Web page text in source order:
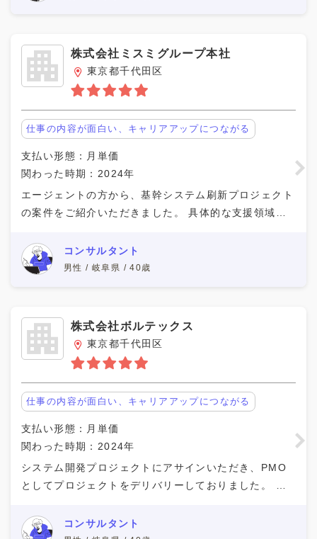
株式会社ミスミグループ本社
東京都千代田区
仕事の内容が面白い、キャリアアップにつながる
支払い形態：月単価
関わった時期：2024年
エージェントの方から、基幹システム刷新プロジェクト
の案件をご紹介いただきました。 具体的な支援領域と
ム刷新プロジェクトだけあって、全社的な業務改革もス
コンサルタント
男性 / 岐阜県 / 40歳
株式会社ボルテックス
東京都千代田区
仕事の内容が面白い、キャリアアップにつながる
支払い形態：月単価
関わった時期：2024年
システム開発プロジェクトにアサインいただき、PMO
としてプロジェクトをデリバリーしておりました。 業
から実行、それらのプロジェクト管理がメインタスクで
コンサルタント